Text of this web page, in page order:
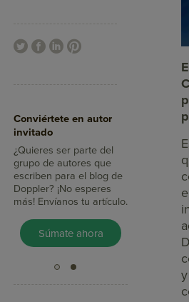
Conviértete en autor
invitado
¿Quieres ser parte del
grupo de autores que
escriben para el blog de
Doppler? ¡No esperes
más! Envíanos tu artículo.
Súmate ahora